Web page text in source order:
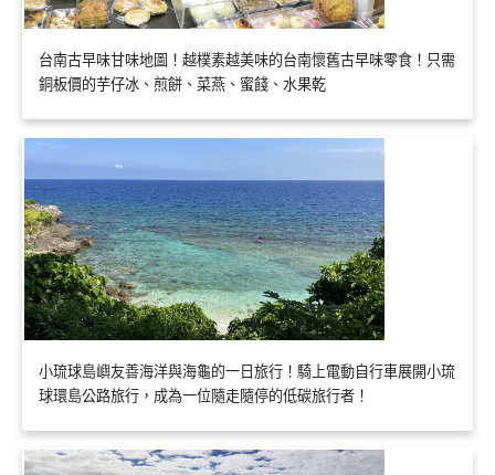
台南古早味甘味地圖！越樸素越美味的台南懷舊古早味零食！只需
銅板價的芋仔冰、煎餅、菜燕、蜜餞、水果乾
小琉球島嶼友善海洋與海龜的一日旅行！騎上電動自行車展開小琉
球環島公路旅行，成為一位隨走隨停的低碳旅行者！